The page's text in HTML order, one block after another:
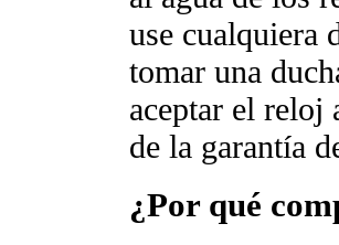
use cualquiera
tomar una
aceptar el reloj
de la garantía
¿Por qué